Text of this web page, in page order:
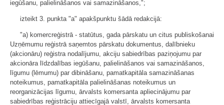
iegūšanu, palielināšanos vai samazināšanos,";
izteikt 3. punkta "a" apakšpunktu šādā redakcijā:
"a) komercreģistrā - statūtus, gada pārskatu un citus publiskošanai
Uzņēmumu reģistrā saņemtos pārskatu dokumentus, dalībnieku
(akcionāru) reģistra nodalījumu, akciju sabiedrības paziņojumu par
akcionāra līdzdalības iegūšanu, palielināšanos vai samazināšanos,
līgumu (lēmumu) par dibināšanu, pamatkapitāla samazināšanas
noteikumus, pamatkapitāla palielināšanas noteikumus un
reorganizācijas līgumu, ārvalsts komersanta apliecinājumu par
sabiedrības reģistrāciju attiecīgajā valstī, ārvalsts komersanta